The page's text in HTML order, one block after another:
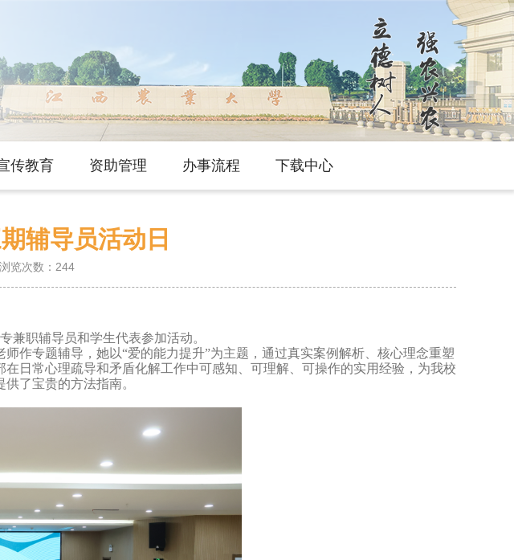
传教育 资助管理 办事流程 下载中心
辅导员活动日
浏览次数： 244
兼职辅导员和学生代表参加活动。
师作专题辅导，她以“爱的能力提升”为主题，通过真实案例解析、核心理念重塑
日常心理疏导和矛盾化解工作中可感知、可理解、可操作的实用经验， 为我校
供了宝贵的方法指南。